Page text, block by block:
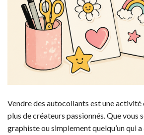
Vendre des autocollants est une activité
plus de créateurs passionnés. Que vous
graphiste ou simplement quelqu’un qui